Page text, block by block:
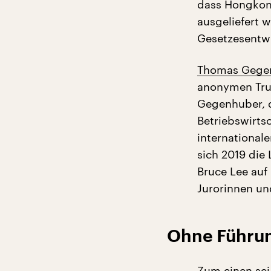
dass
ausgeliefert
Thomas
anonymen
Gegenhuber,
sich 2019 die
Bruce Lee
Jurorinnen
Ohne